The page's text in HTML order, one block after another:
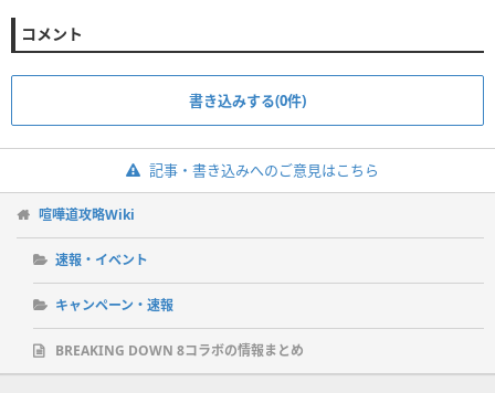
コメント
書き込みする(0件)
記事・書き込みへのご意見はこちら
喧嘩道攻略Wiki
速報・イベント
キャンペーン・速報
BREAKING DOWN 8コラボの情報まとめ